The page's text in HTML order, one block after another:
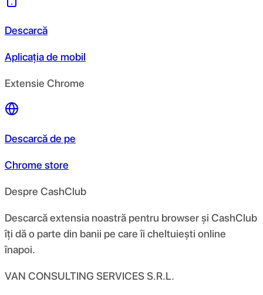
Descarcă
Aplicația de mobil
Extensie Chrome
Descarcă de pe
Chrome store
Despre CashClub
Descarcă extensia noastră pentru browser și CashClub
îți dă o parte din banii pe care îi cheltuiești online
înapoi.
VAN CONSULTING SERVICES S.R.L.